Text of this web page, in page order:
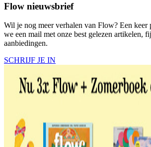
Flow nieuwsbrief
Wil je nog meer verhalen van Flow? Een keer
we een mail met onze best gelezen artikelen,
aanbiedingen.
SCHRIJF JE IN